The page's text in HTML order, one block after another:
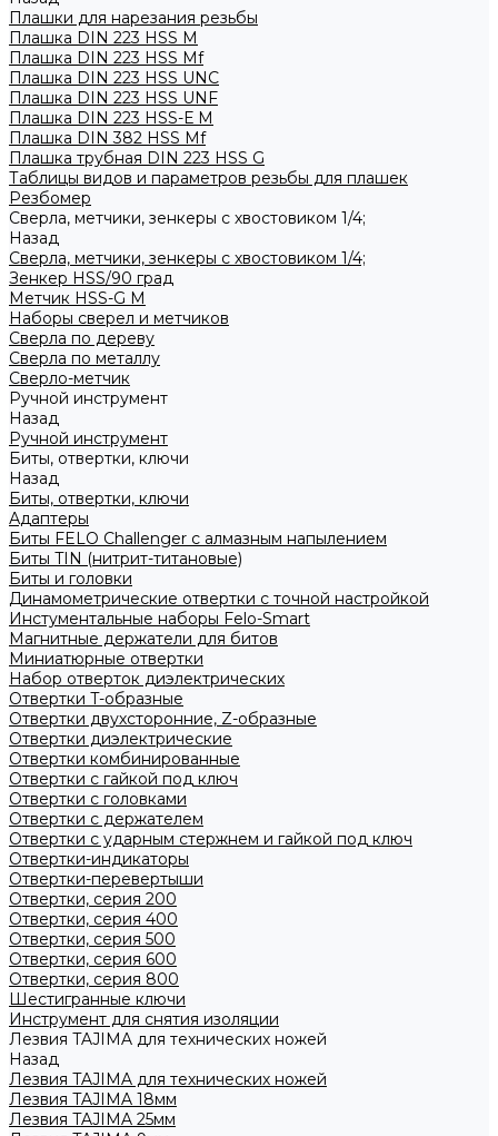
Плашки для нарезания резьбы
Плашка DIN 223 HSS M
Плашка DIN 223 HSS Mf
Плашка DIN 223 HSS UNC
Плашка DIN 223 HSS UNF
Плашка DIN 223 HSS-Е M
Плашка DIN 382 HSS Mf
Плашка трубная DIN 223 HSS G
Таблицы видов и параметров резьбы для плашек
Резбомер
Сверла, метчики, зенкеры с хвостовиком 1/4;
Назад
Сверла, метчики, зенкеры с хвостовиком 1/4;
Зенкер HSS/90 град
Метчик HSS-G М
Наборы сверел и метчиков
Сверла по дереву
Сверла по металлу
Сверло-метчик
Ручной инструмент
Назад
Ручной инструмент
Биты, отвертки, ключи
Назад
Биты, отвертки, ключи
Адаптеры
Биты FELO Challenger с алмазным напылением
Биты TIN (нитрит-титановые)
Биты и головки
Динамометрические отвертки с точной настройкой
Инстументальные наборы Felo-Smart
Магнитные держатели для битов
Миниатюрные отвертки
Набор отверток диэлектрических
Отвертки T-образные
Отвертки двухсторонние, Z-образные
Отвертки диэлектрические
Отвертки комбинированные
Отвертки с гайкой под ключ
Отвертки с головками
Отвертки с держателем
Отвертки с ударным стержнем и гайкой под ключ
Отвертки-индикаторы
Отвертки-перевертыши
Отвертки, серия 200
Отвертки, серия 400
Отвертки, серия 500
Отвертки, серия 600
Отвертки, серия 800
Шестигранные ключи
Инструмент для снятия изоляции
Лезвия TAJIMA для технических ножей
Назад
Лезвия TAJIMA для технических ножей
Лезвия TAJIMA 18мм
Лезвия TAJIMA 25мм